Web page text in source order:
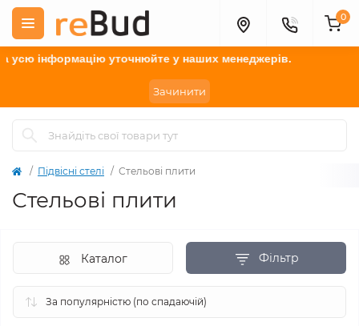
інформацію уточнюйтеу наших менеджерів.
Зачинити
0
Підвісні стелі Стельові плити
Стельові плити
Фільтр
Каталог